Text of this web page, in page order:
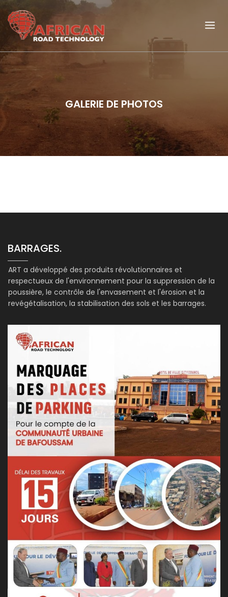
GALERIE DE PHOTOS
BARRAGES.
ART a développé des produits révolutionnaires et
respectueux de l'environnement pour la suppression de la
poussière, le contrôle de l'envasement et l'érosion et la
revégétalisation, la stabilisation des sols et les barrages.